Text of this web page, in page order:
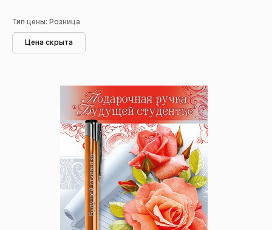
Тип цены: Розница
Цена скрыта